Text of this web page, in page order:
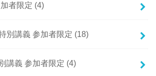
者限定 (4)
別講義 参加者限定 (18)
講義 参加者限定 (4)